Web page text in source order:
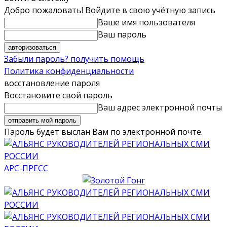
Добро пожаловать! Войдите в свою учётную запись
Ваше имя пользователя
Ваш пароль
Забыли пароль? получить помощь
Политика конфиденциальности
восстановление пароля
Восстановите свой пароль
Ваш адрес электронной почты
Пароль будет выслан Вам по электронной почте.
АРС-ПРЕСС